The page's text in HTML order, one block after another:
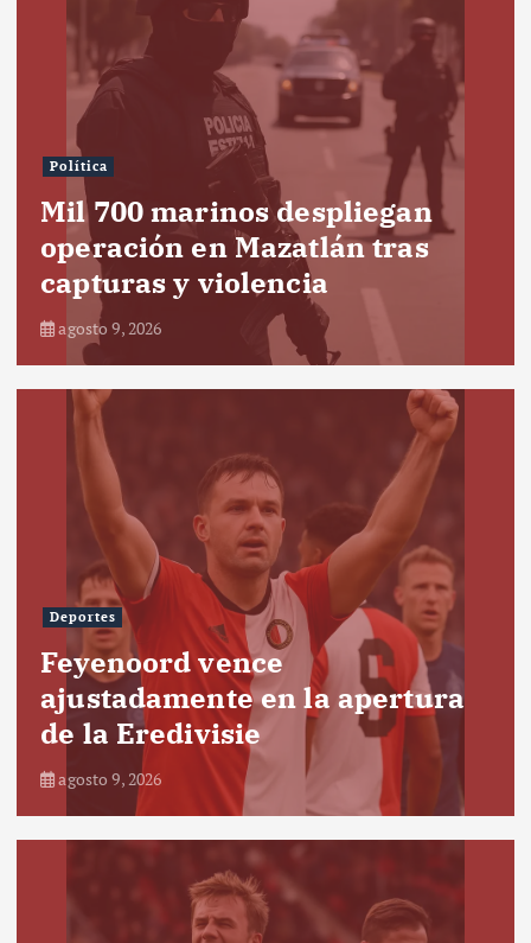
Política
Mil 700 marinos despliegan
operación en Mazatlán tras
capturas y violencia
agosto 9, 2026
Deportes
Feyenoord vence
ajustadamente en la apertura
de la Eredivisie
agosto 9, 2026